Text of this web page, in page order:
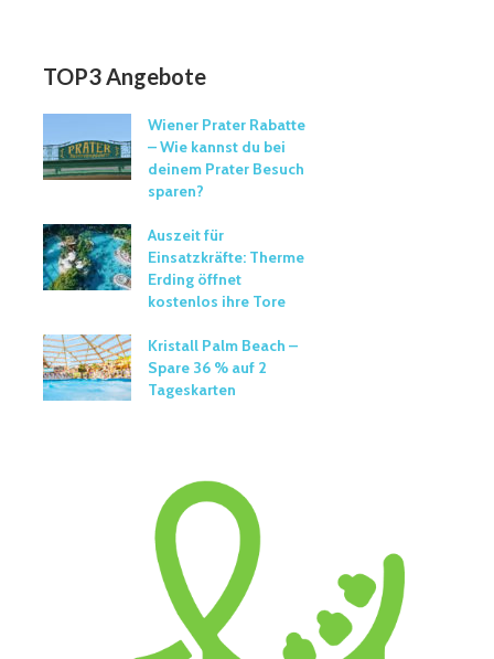
TOP3 Angebote
Wiener Prater Rabatte
– Wie kannst du bei
deinem Prater Besuch
sparen?
Auszeit für
Einsatzkräfte: Therme
Erding öffnet
kostenlos ihre Tore
Kristall Palm Beach –
Spare 36 % auf 2
Tageskarten